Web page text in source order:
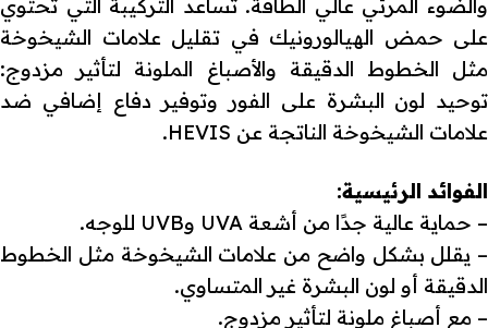
والضوء المرئي عالي الطاقة. تساعد التركيبة التي تحتوي
على حمض الهيالورونيك في تقليل علامات الشيخوخة
مثل الخطوط الدقيقة والأصباغ الملونة لتأثير مزدوج:
توحيد لون البشرة على الفور وتوفير دفاع إضافي ضد
علامات الشيخوخة الناتجة عن HEVIS.
الفوائد الرئيسية:
– حماية عالية جدًا من أشعة UVA وUVB للوجه.
– يقلل بشكل واضح من علامات الشيخوخة مثل الخطوط
الدقيقة أو لون البشرة غير المتساوي.
– مع أصباغ ملونة لتأثير مزدوج.